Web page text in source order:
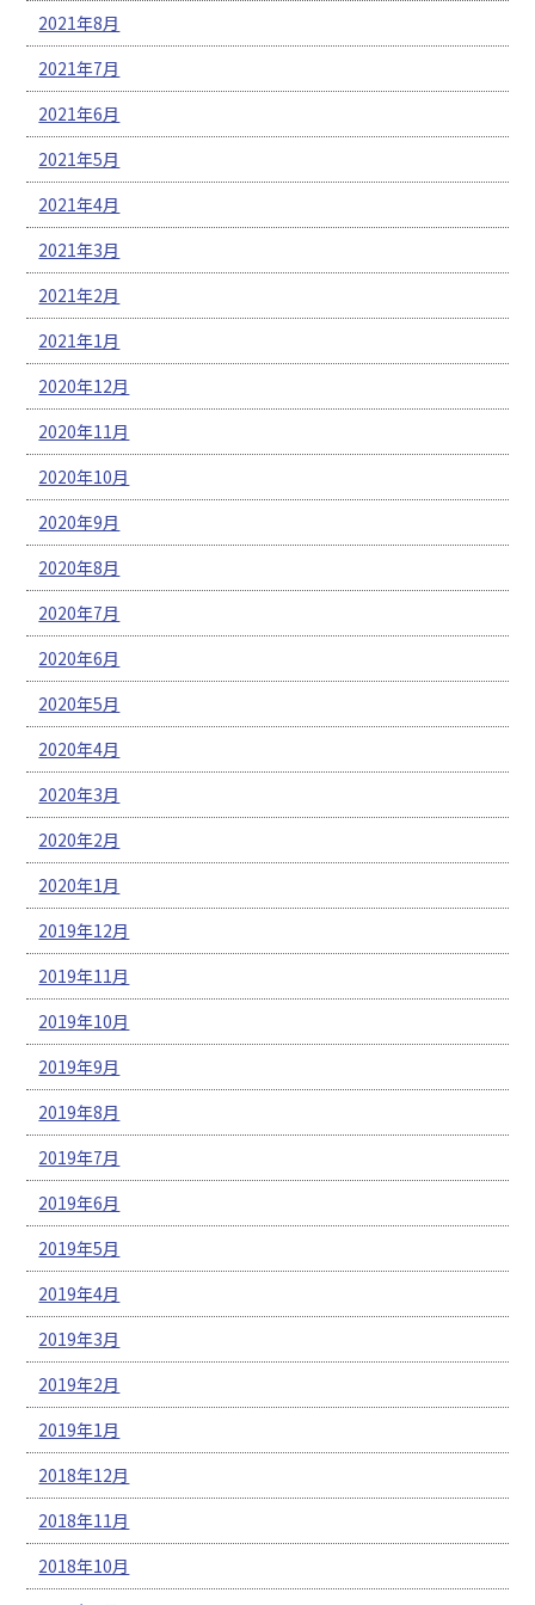
2021年8月
2021年7月
2021年6月
2021年5月
2021年4月
2021年3月
2021年2月
2021年1月
2020年12月
2020年11月
2020年10月
2020年9月
2020年8月
2020年7月
2020年6月
2020年5月
2020年4月
2020年3月
2020年2月
2020年1月
2019年12月
2019年11月
2019年10月
2019年9月
2019年8月
2019年7月
2019年6月
2019年5月
2019年4月
2019年3月
2019年2月
2019年1月
2018年12月
2018年11月
2018年10月